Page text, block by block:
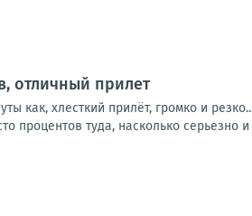
отличный прилет
как, хлесткий прилёт, громко и
процентов туда, насколько серьезно